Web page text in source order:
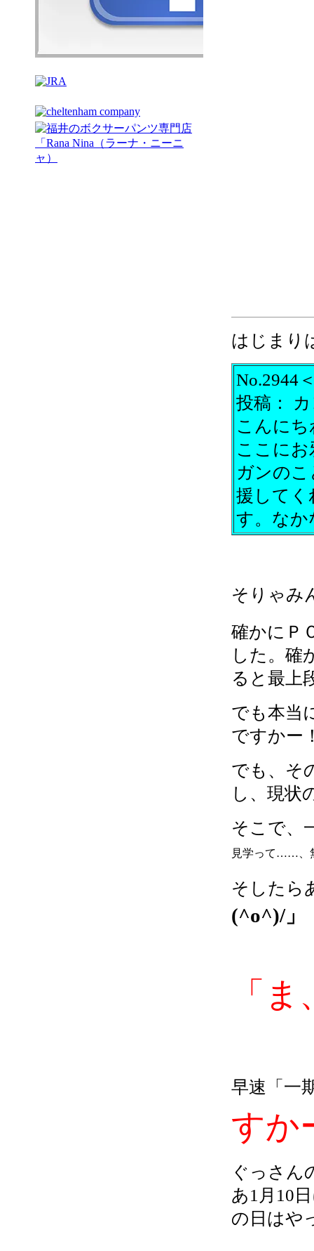
はじまり
No.2944
投稿：
こんに
ここに
ガンの
援してく
す。なか
そりゃみ
確かにＰ
した。確
ると最上
でも本当
ですかー
でも、そ
し、現状
そこで、
見学って……、
そしたら
(^o^)/」
「
早速「一
すか
ぐっさん
あ1月10
の日はや